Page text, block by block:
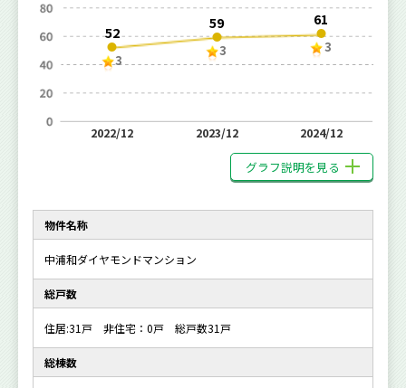
52
3
2022/12
59
3
2023/12
61
3
2024/12
グラフ説明を見る
物件名称
中浦和ダイヤモンドマンション
総戸数
住居:31戸 非住宅：0戸 総戸数31戸
総棟数